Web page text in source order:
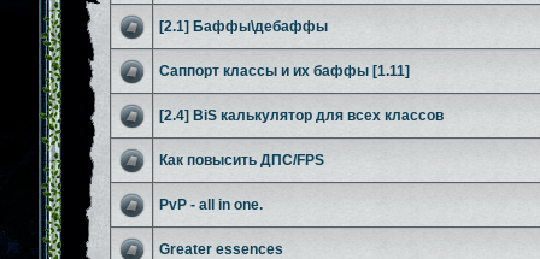
[2.1] Баффы\дебаффы
Саппорт классы и их баффы [1.11]
[2.4] BiS калькулятор для всех классов
Как повысить ДПС/FPS
PvP - all in one.
Greater essences